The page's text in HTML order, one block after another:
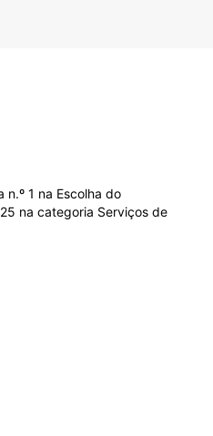
n.º 1 na Escolha do
na categoria Serviços de